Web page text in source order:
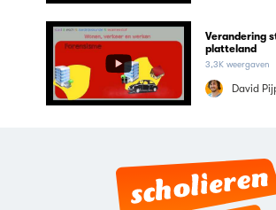
Verandering
platteland
3,3K weergaven
David